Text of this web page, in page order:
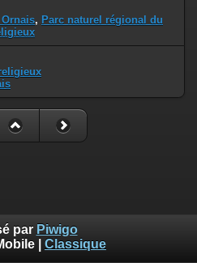
Ornais, Parc naturel régional du
par Piwigo
Classique